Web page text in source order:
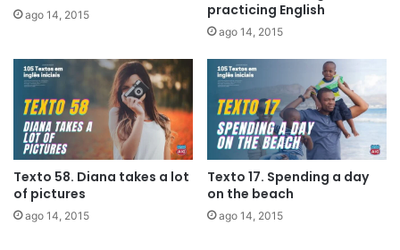
ago 14, 2015
practicing English
ago 14, 2015
Texto 58. Diana takes a lot
of pictures
ago 14, 2015
Texto 17. Spending a day
on the beach
ago 14, 2015